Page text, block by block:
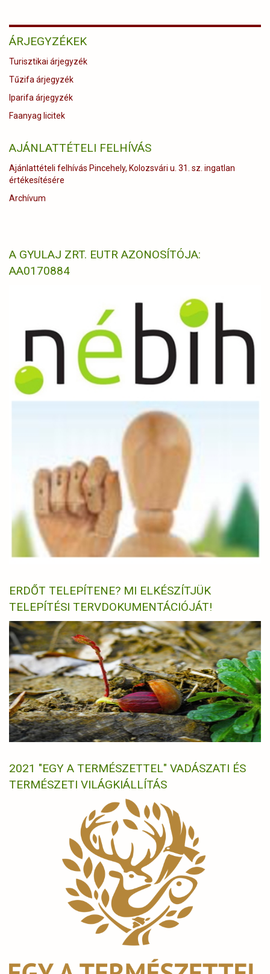
ÁRJEGYZÉKEK
Turisztikai árjegyzék
Tűzifa árjegyzék
Iparifa árjegyzék
Faanyag licitek
AJÁNLATTÉTELI FELHÍVÁS
Ajánlattételi felhívás Pincehely, Kolozsvári u. 31. sz. ingatlan
értékesítésére
Archívum
A GYULAJ ZRT. EUTR AZONOSÍTÓJA:
AA0170884
ERDŐT TELEPÍTENE? MI ELKÉSZÍTJÜK
TELEPÍTÉSI TERVDOKUMENTÁCIÓJÁT!
2021 "EGY A TERMÉSZETTEL" VADÁSZATI ÉS
TERMÉSZETI VILÁGKIÁLLÍTÁS